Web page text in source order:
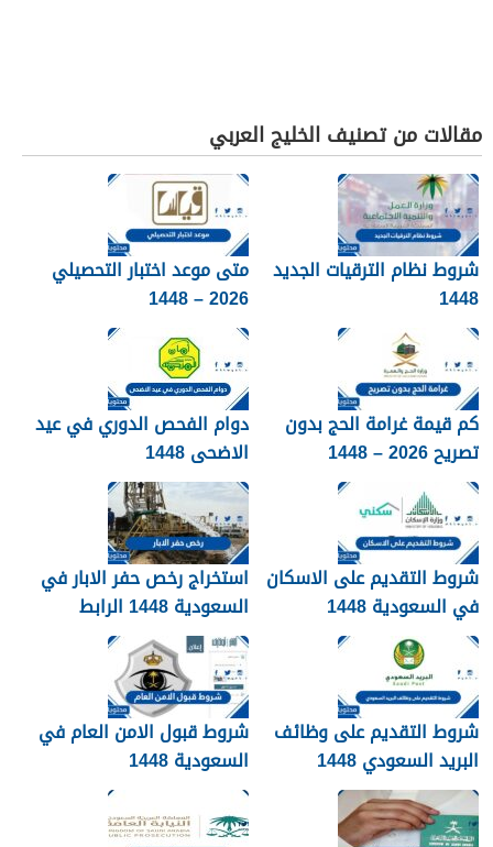
مقالات من تصنيف الخليج العربي
شروط نظام الترقيات الجديد
1448
متى موعد اختبار التحصيلي
2026 – 1448
كم قيمة غرامة الحج بدون
تصريح 2026 – 1448
دوام الفحص الدوري في عيد
الاضحى 1448
شروط التقديم على الاسكان
في السعودية 1448
استخراج رخص حفر الابار في
السعودية 1448 الرابط
والشروط بالتفصيل
شروط التقديم على وظائف
البريد السعودي 1448
شروط قبول الامن العام في
السعودية 1448